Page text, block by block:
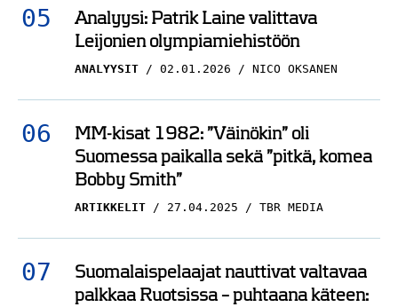
Analyysi: Patrik Laine valittava
Leijonien olympiamiehistöön
ANALYYSIT 02.01.2026 NICO OKSANEN
MM-kisat 1982: ”Väinökin” oli
Suomessa paikalla sekä ”pitkä, komea
Bobby Smith”
ARTIKKELIT 27.04.2025 TBR MEDIA
Suomalaispelaajat nauttivat valtavaa
palkkaa Ruotsissa – puhtaana käteen: